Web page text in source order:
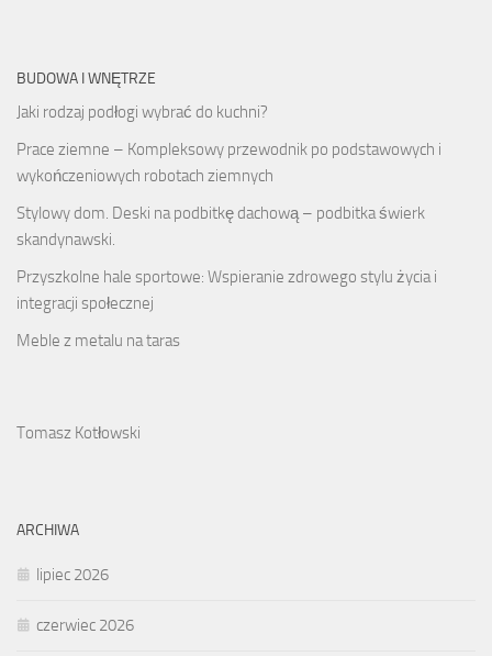
BUDOWA I WNĘTRZE
Jaki rodzaj podłogi wybrać do kuchni?
Prace ziemne – Kompleksowy przewodnik po podstawowych i
wykończeniowych robotach ziemnych
Stylowy dom. Deski na podbitkę dachową – podbitka świerk
skandynawski.
Przyszkolne hale sportowe: Wspieranie zdrowego stylu życia i
integracji społecznej
Meble z metalu na taras
Tomasz Kotłowski
ARCHIWA
lipiec 2026
czerwiec 2026